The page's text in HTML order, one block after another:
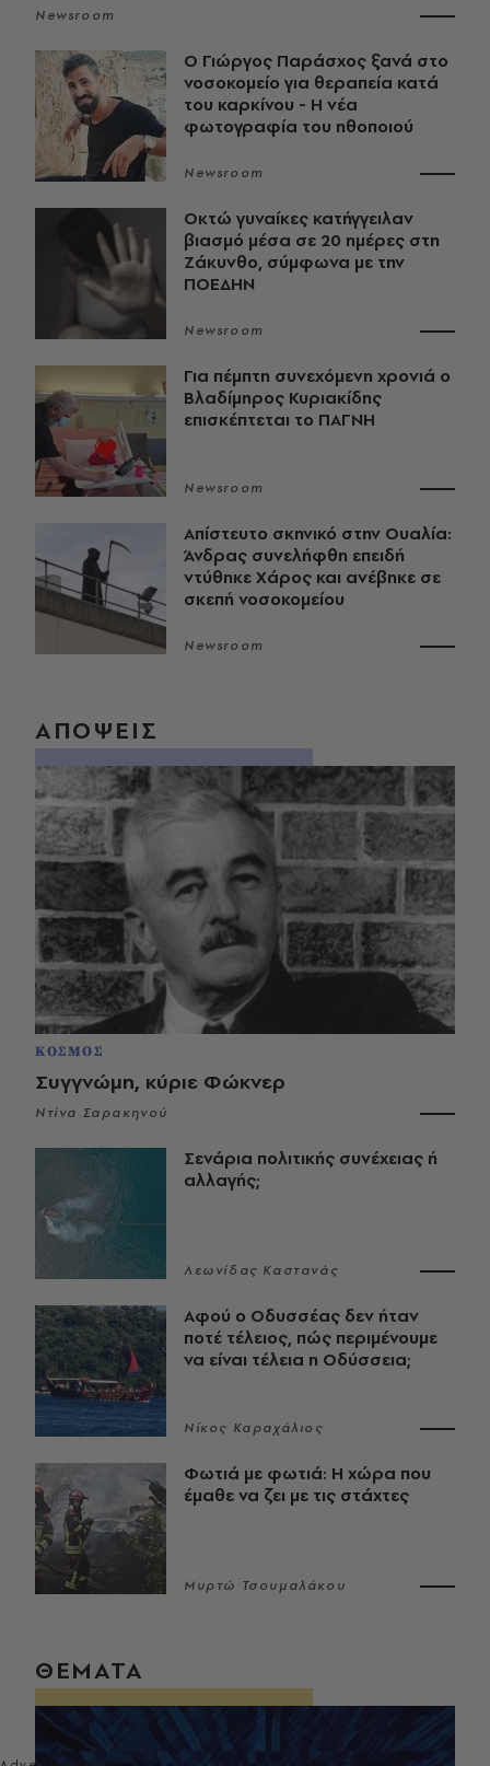
Newsroom
O Γιώργος Παράσχος ξανά στο
νοσοκομείο για θεραπεία κατά
του καρκίνου - Η νέα
φωτογραφία του ηθοποιού
Newsroom
Οκτώ γυναίκες κατήγγειλαν
βιασμό μέσα σε 20 ημέρες στη
Ζάκυνθο, σύμφωνα με την
ΠΟΕΔΗΝ
Newsroom
Για πέμπτη συνεχόμενη χρονιά ο
Βλαδίμηρος Κυριακίδης
επισκέπτεται το ΠΑΓΝΗ
Newsroom
Απίστευτο σκηνικό στην Ουαλία:
Άνδρας συνελήφθη επειδή
ντύθηκε Χάρος και ανέβηκε σε
σκεπή νοσοκομείου
Newsroom
ΑΠΟΨΕΙΣ
ΚΟΣΜΟΣ
Συγγνώμη, κύριε Φώκνερ
Ντίνα Σαρακηνού
Σενάρια πολιτικής συνέχειας ή
αλλαγής;
Λεωνίδας Καστανάς
Αφού ο Οδυσσέας δεν ήταν
ποτέ τέλειος, πώς περιμένουμε
να είναι τέλεια η Οδύσσεια;
Νίκος Καραχάλιος
Φωτιά με φωτιά: Η χώρα που
έμαθε να ζει με τις στάχτες
Μυρτώ Τσουμαλάκου
ΘΕΜΑΤΑ